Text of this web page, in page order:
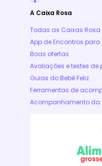
A Caixa Rosa
Todas as Caixas Rosa
App de Encontros para
Boas ofertas
Avaliações e testes de
Guias do Bebê Feliz
Ferramentas de
Acompanhamento da